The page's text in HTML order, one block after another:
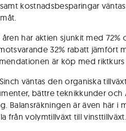
kostnadsbesparingar
åren har aktien sjunkit med
32% rabatt jämfört
är köp med riktkurs
väntas den organiska
bättre teknikkunder
Balansräkningen är även här
från volymtillväxt till vinsttillväxt.